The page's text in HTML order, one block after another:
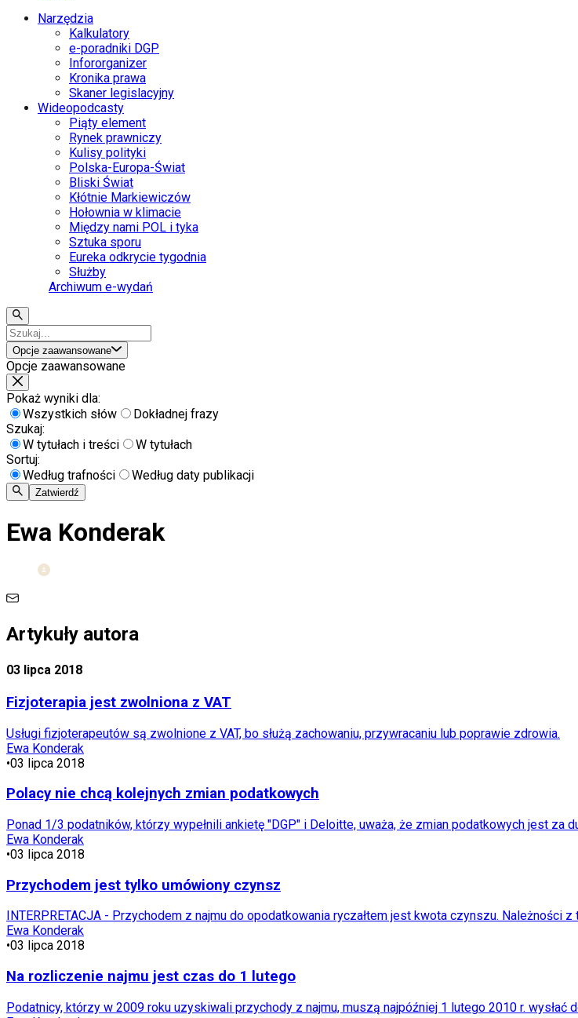
Narzędzia
Kalkulatory
e-poradniki DGP
Infororganizer
Kronika prawa
Skaner legislacyjny
Wideopodcasty
Piąty element
Rynek prawniczy
Kulisy polityki
Polska-Europa-Świat
Bliski Świat
Kłótnie Markiewiczów
Hołownia w klimacie
Między nami POL i tyka
Sztuka sporu
Eureka odkrycie tygodnia
Służby
Archiwum e-wydań
Opcje zaawansowane
Opcje zaawansowane
Pokaż wyniki dla:
Wszystkich słów
Dokładnej frazy
Szukaj:
W tytułach i treści
W tytułach
Sortuj:
Według trafności
Według daty publikacji
Zatwierdź
Ewa Konderak
Artykuły autora
03 lipca 2018
Fizjoterapia jest zwolniona z VAT
Usługi fizjoterapeutów są zwolnione z VAT, bo służą zachowaniu, przywracaniu lub poprawie zdrowia.
Ewa Konderak
•03 lipca 2018
Polacy nie chcą kolejnych zmian podatkowych
Ponad 1/3 podatników, którzy wypełnili ankietę "DGP" i Deloitte, uważa, że zmian podatkowych jest za
Ewa Konderak
•03 lipca 2018
Przychodem jest tylko umówiony czynsz
INTERPRETACJA - Przychodem z najmu do opodatkowania ryczałtem jest kwota czynszu. Należności
Ewa Konderak
•03 lipca 2018
Na rozliczenie najmu jest czas do 1 lutego
Podatnicy, którzy w 2009 roku uzyskiwali przychody z najmu, muszą najpóźniej 1 lutego 2010 r. wysłać